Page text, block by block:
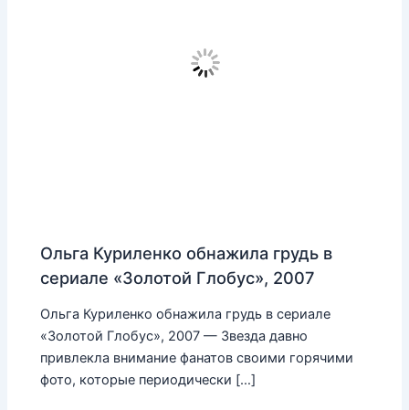
Ольга Куриленко обнажила грудь в
сериале «Золотой Глобус», 2007
Ольга Куриленко обнажила грудь в сериале
«Золотой Глобус», 2007 — Звезда давно
привлекла внимание фанатов своими горячими
фото, которые периодически […]